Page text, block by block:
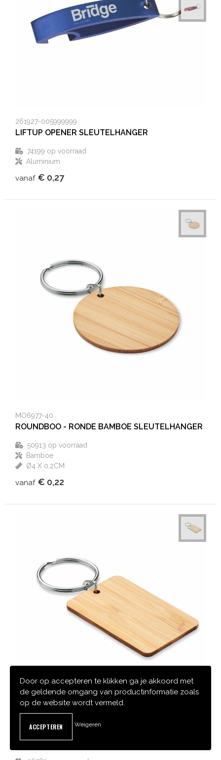
261927-005999999
LIFTUP OPENER SLEUTELHANGER
74199 op voorraad
Aluminium
vanaf € 0,27
MO6977-40
ROUNDBOO - RONDE BAMBOE SLEUTELHANGER
50913 op voorraad
Bamboe
Ø4 X 0,2CM
vanaf € 0,22
ANGLEBOO - BAMBOE RECHTHOEK
SLEUTELHANGER
Door op accepteren te klikken ga je akkoord met
de geldende omgang van productinformatie zoals
op de website wordt vermeld.
Weigeren